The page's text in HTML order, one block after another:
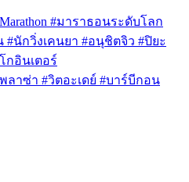
#มาราธอนระดับโลก
#นักวิ่งเคนยา #อนุชิตจิว #ปิยะ
กอินเตอร์
ลาซ่า #วิตอะเดย์ #บาร์บีกอน